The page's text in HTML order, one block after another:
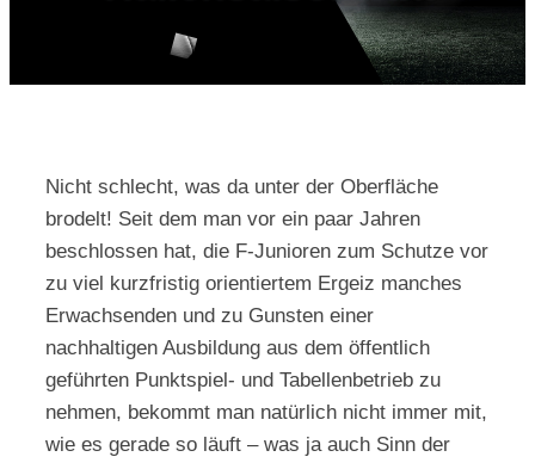
Kontakt
Nicht schlecht, was da unter der Oberfläche
brodelt! Seit dem man vor ein paar Jahren
beschlossen hat, die F-Junioren zum Schutze vor
zu viel kurzfristig orientiertem Ergeiz manches
Erwachsenden und zu Gunsten einer
nachhaltigen Ausbildung aus dem öffentlich
geführten Punktspiel- und Tabellenbetrieb zu
nehmen, bekommt man natürlich nicht immer mit,
wie es gerade so läuft – was ja auch Sinn der